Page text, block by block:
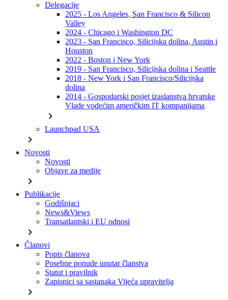
Delegacije
2025 - Los Angeles, San Francisco & Silicon
Valley
2024 - Chicago i Washington DC
2023 - San Francisco, Silicijska dolina, Austin i
Houston
2022 - Boston i New York
2019 - San Francisco, Silicijska dolina i Seattle
2018 - New York i San Francisco/Silicijska
dolina
2014 - Gospodarski posjet izaslanstva hrvatske
Vlade vodećim američkim IT kompanijama
chevron_right
Launchpad USA
chevron_right
Novosti
Novosti
Objave za medije
chevron_right
Publikacije
Godišnjaci
News&Views
Transatlantski i EU odnosi
chevron_right
Članovi
Popis članova
Posebne ponude unutar članstva
Statut i pravilnik
Zapisnici sa sastanaka Vijeća upravitelja
chevron_right